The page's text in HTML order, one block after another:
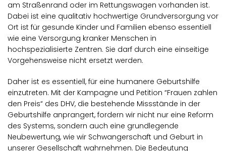
am Straßenrand oder im Rettungswagen vorhanden ist.
Dabei ist eine qualitativ hochwertige Grundversorgung vor
Ort ist für gesunde Kinder und Familien ebenso essentiell
wie eine Versorgung kranker Menschen in
hochspezialisierte Zentren. Sie darf durch eine einseitige
Vorgehensweise nicht ersetzt werden.
Daher ist es essentiell, für eine humanere Geburtshilfe
einzutreten. Mit der Kampagne und Petition “Frauen zahlen
den Preis“ des DHV, die bestehende Missstände in der
Geburtshilfe anprangert, fordern wir nicht nur eine Reform
des Systems, sondern auch eine grundlegende
Neubewertung, wie wir Schwangerschaft und Geburt in
unserer Gesellschaft wahrnehmen. Die Bedeutung